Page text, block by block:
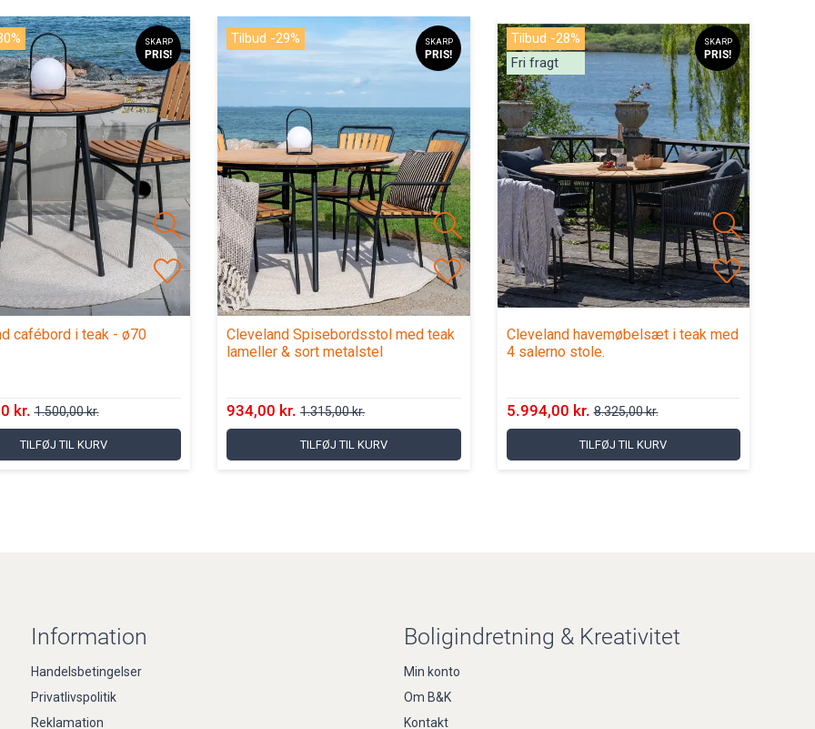
SKARP
PRIS!
cafébord i teak - ø70
kr. 1.500,00 kr.
TILFØJ TIL KURV
SKARP
PRIS!
Tilbud -29%
Cleveland Spisebordsstol med teak
lameller & sort metalstel
934,00 kr. 1.315,00 kr.
TILFØJ TIL KURV
SKARP
PRIS!
Tilbud -28%
Fri fragt
Cleveland havemøbelsæt i teak med
4 salerno stole.
5.994,00 kr. 8.325,00 kr.
TILFØJ TIL KURV
Information
Handelsbetingelser
Privatlivspolitik
Reklamation
Boligindretning & Kreativitet
Min konto
Om B&K
Kontakt